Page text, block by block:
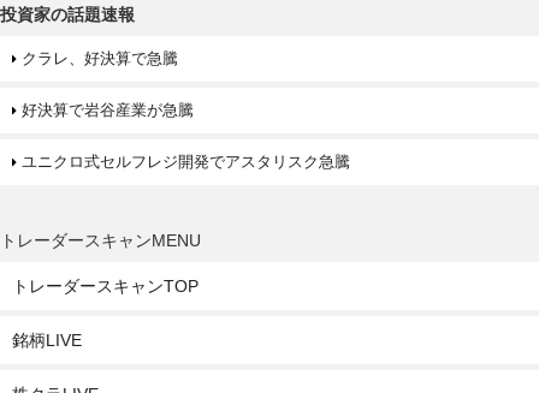
投資家の話題速報
クラレ、好決算で急騰
好決算で岩谷産業が急騰
ユニクロ式セルフレジ開発でアスタリスク急騰
トレーダースキャンMENU
トレーダースキャンTOP
銘柄LIVE